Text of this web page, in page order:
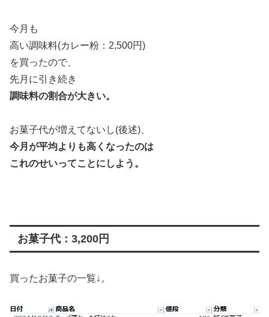
今月も
高い調味料(カレー粉：2,500円)
を買ったので、
先月に引き続き
調味料の割合が大きい。
お菓子代が増えてないし(後述)、
今月が平均よりも高くなったのは
これのせいってことにしよう。
お菓子代：3,200円
買ったお菓子の一覧↓。